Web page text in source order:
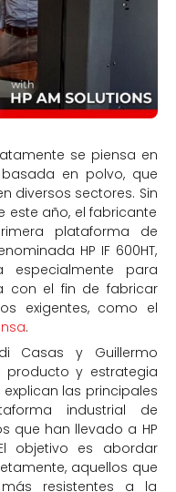
se piensa en
basada en polvo, que
diversos sectores. Sin
este año, el fabricante
plataforma de
HP IF 600HT,
especialmente para
con el fin de fabricar
exigentes, como el
.
Casas y Guillermo
producto y estrategia
las principales
industrial de
que han llevado a HP
objetivo es abordar
aquellos que
resistentes a la